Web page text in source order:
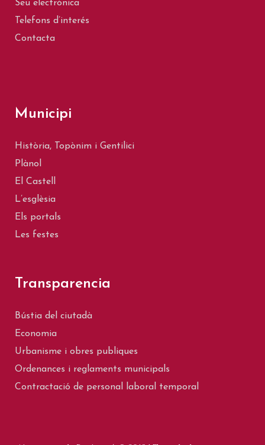
Seu electrònica
Telefons d’interés
Contacta
Municipi
Història, Topònim i Gentilici
Plànol
El Castell
L’esglèsia
Els portals
Les festes
Transparencia
Bústia del ciutadà
Economia
Urbanisme i obres publiques
Ordenances i reglaments municipals
Contractació de personal laboral temporal